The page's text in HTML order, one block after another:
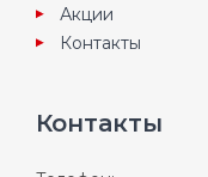
Акции
Контакты
Контакты